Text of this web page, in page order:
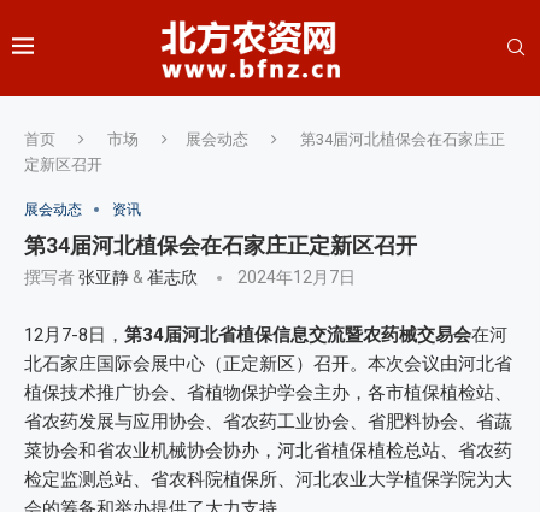
首页 市场 展会动态
第34届河北植保会在石家庄正
定新区召开
展会动态 资讯
第34届河北植保会在石家庄正定新区召开
撰写者张亚静 & 崔志欣 2024年12月7日
12月7-8日， 第34届河北省植保信息交流暨农药械交易会在河
北石家庄国际会展中心（正定新区）召开。本次会议由河北省
植保技术推广协会、省植物保护学会主办，各市植保植检站、
省农药发展与应用协会、省农药工业协会、省肥料协会、省蔬
菜协会和省农业机械协会协办，河北省植保植检总站、省农药
检定监测总站、省农科院植保所、河北农业大学植保学院为大